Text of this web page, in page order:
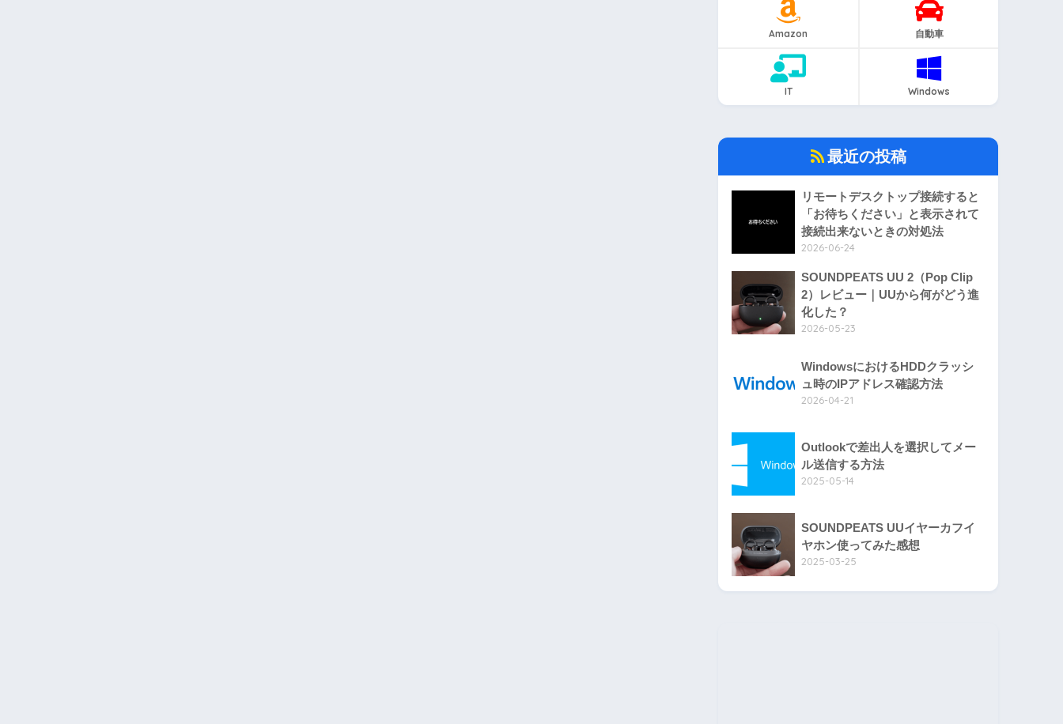
Amazon 自動車
IT Windows
最近の投稿
リモートデスクトップ接続すると
「お待ちください」と表示されて
接続出来ないときの対処法
2026-06-24
SOUNDPEATS UU 2（Pop Clip
2）レビュー｜UUから何がどう進
化した？
2026-05-23
WindowsにおけるHDDクラッシ
ュ時のIPアドレス確認方法
2026-04-21
Outlookで差出人を選択してメー
ル送信する方法
2025-05-14
SOUNDPEATS UUイヤーカフイ
ヤホン使ってみた感想
2025-03-25